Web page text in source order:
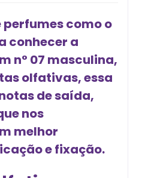
como o
conhecer a
n° 07 masculina,
olfativas, essa
de saída,
nos
melhor
e fixação.